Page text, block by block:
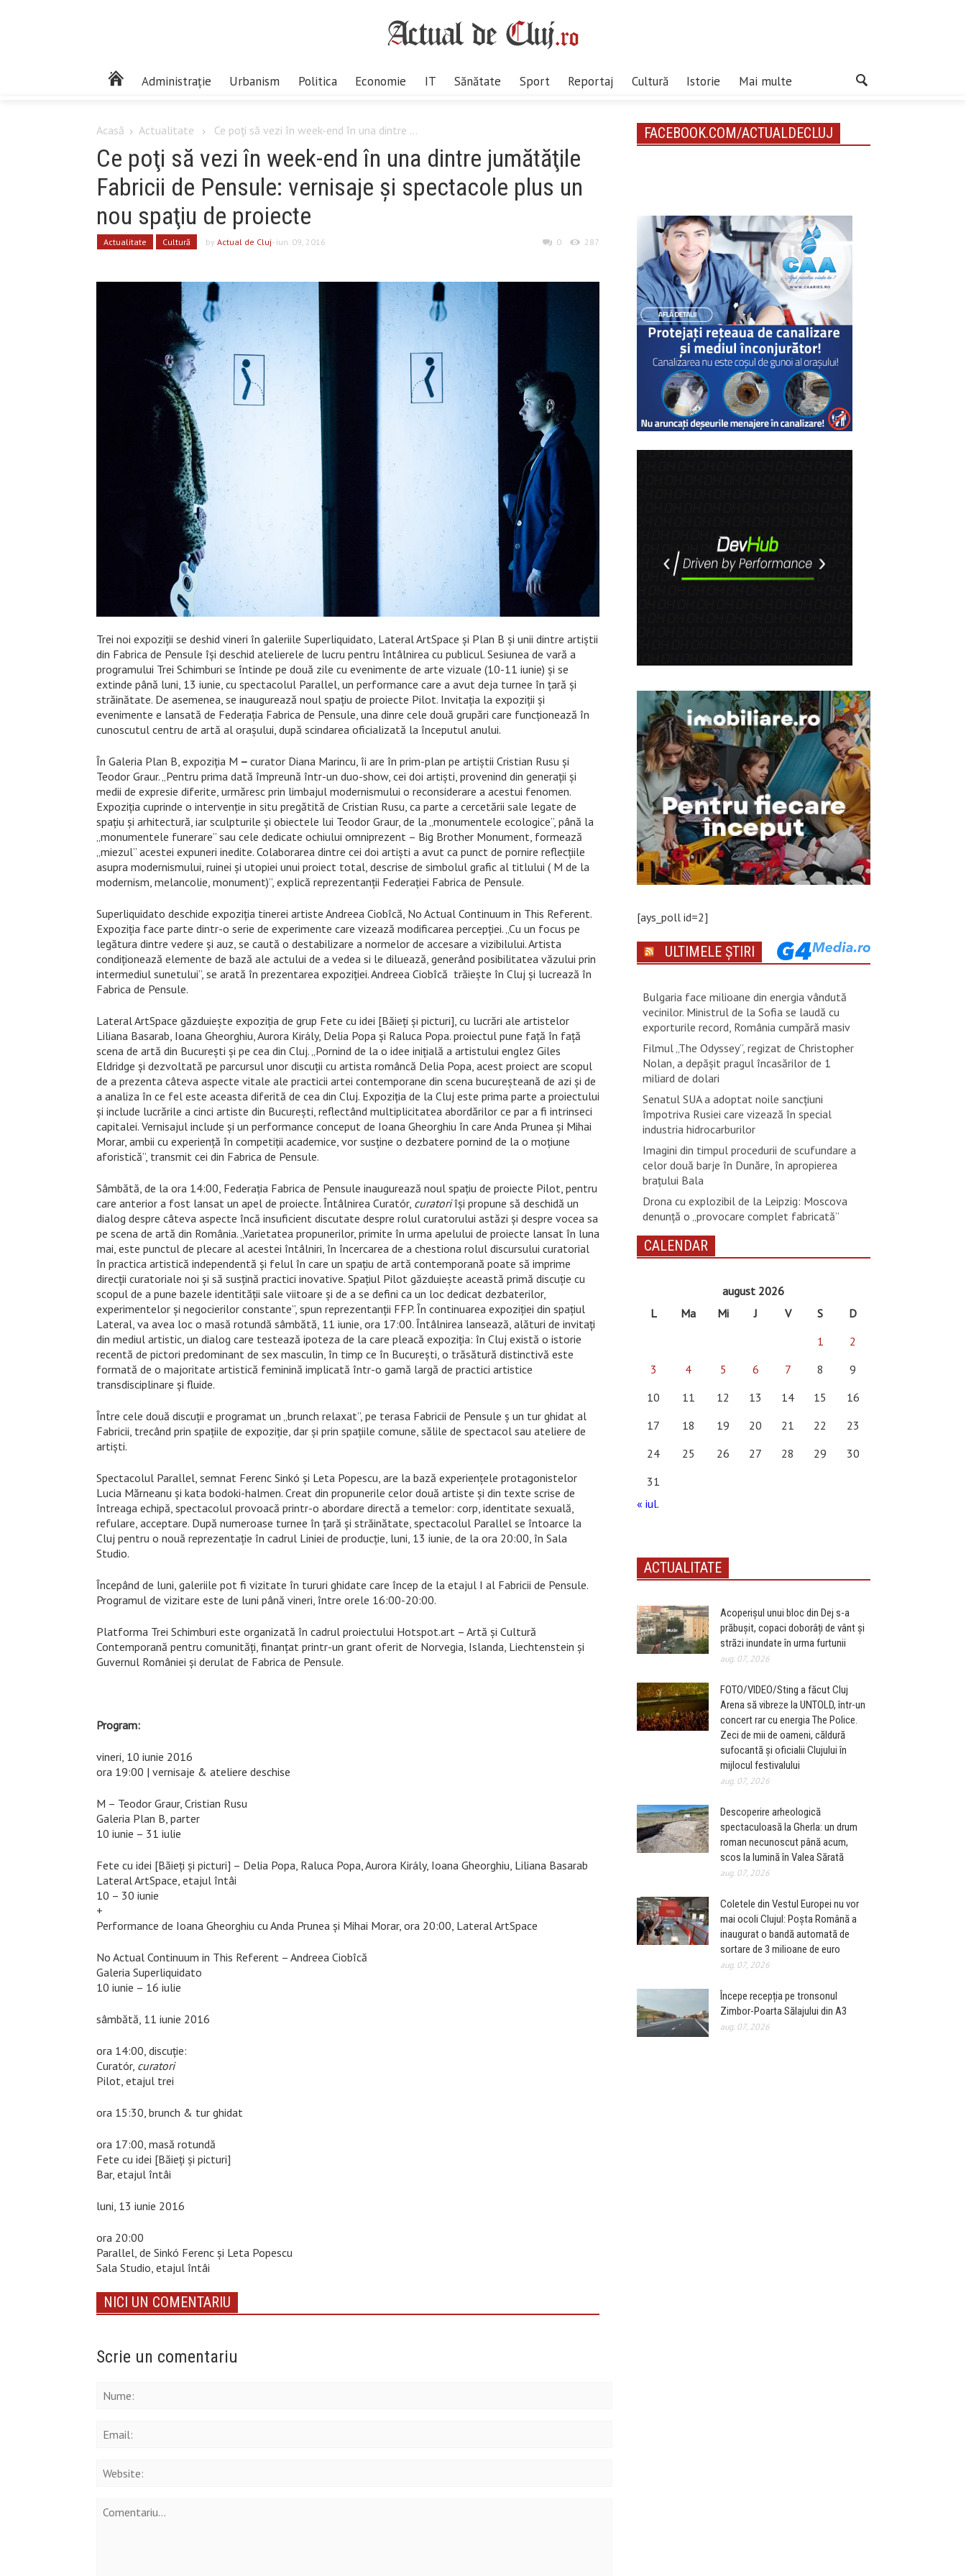
Administrație Urbanism Politica Economie IT Sănătate Sport Reportaj Cultură Istorie Mai multe
Acasă Actualitate Ce poţi să vezi în week-end în una dintre ...
Ce poţi să vezi în week-end în una dintre jumătăţile
Fabricii de Pensule: vernisaje şi spectacole plus un
nou spaţiu de proiecte
Actualitate Cultură by Actual de Cluj- iun. 09, 2016 0 287
Trei noi expoziții se deshid vineri în galeriile Superliquidato, Lateral ArtSpace și Plan B și unii dintre artiștii
din Fabrica de Pensule își deschid atelierele de lucru pentru întâlnirea cu publicul. Sesiunea de vară a
programului Trei Schimburi se întinde pe două zile cu evenimente de arte vizuale (10-11 iunie) și se
extinde până luni, 13 iunie, cu spectacolul Parallel, un performance care a avut deja turnee în țară și
străinătate. De asemenea, se inaugurează noul spațiu de proiecte Pilot. Invitaţia la expoziţii şi
evenimente e lansată de Federaţia Fabrica de Pensule, una dinre cele două grupări care funcţionează în
cunoscutul centru de artă al oraşului, după scindarea oficializată la începutul anului.
În Galeria Plan B, expoziția M – curator Diana Marincu, îi are în prim-plan pe artiștii Cristian Rusu și
Teodor Graur. „Pentru prima dată împreună într-un duo-show, cei doi artiști, provenind din generații și
medii de expresie diferite, urmăresc prin limbajul modernismului o reconsiderare a acestui fenomen.
Expoziția cuprinde o intervenție in situ pregătită de Cristian Rusu, ca parte a cercetării sale legate de
spațiu și arhitectură, iar sculpturile și obiectele lui Teodor Graur, de la „monumentele ecologice”, până la
„monumentele funerare” sau cele dedicate ochiului omniprezent – Big Brother Monument, formează
„miezul” acestei expuneri inedite. Colaborarea dintre cei doi artiști a avut ca punct de pornire reflecțiile
asupra modernismului, ruinei și utopiei unui proiect total, descrise de simbolul grafic al titlului ( M de la
modernism, melancolie, monument)”, explică reprezentanţii Federaţiei Fabrica de Pensule.
Superliquidato deschide expoziția tinerei artiste Andreea Ciobîcă, No Actual Continuum in This Referent.
Expoziția face parte dintr-o serie de experimente care vizează modificarea percepției. „Cu un focus pe
legătura dintre vedere și auz, se caută o destabilizare a normelor de accesare a vizibilului. Artista
condiționează elemente de bază ale actului de a vedea si le diluează, generând posibilitatea văzului prin
intermediul sunetului”, se arată în prezentarea expoziţiei. Andreea Ciobîcă trăiește în Cluj şi lucrează în
Fabrica de Pensule.
Lateral ArtSpace găzduiește expoziția de grup Fete cu idei [Băieți și picturi], cu lucrări ale artistelor
Liliana Basarab, Ioana Gheorghiu, Aurora Király, Delia Popa și Raluca Popa. proiectul pune faţă în faţă
scena de artă din Bucureşti şi pe cea din Cluj. „Pornind de la o idee inițială a artistului englez Giles
Eldridge și dezvoltată pe parcursul unor discuții cu artista româncă Delia Popa, acest proiect are scopul
de a prezenta câteva aspecte vitale ale practicii artei contemporane din scena bucureșteană de azi și de
a analiza în ce fel este aceasta diferită de cea din Cluj. Expoziția de la Cluj este prima parte a proiectului
și include lucrările a cinci artiste din București, reflectând multiplicitatea abordărilor ce par a fi intrinseci
capitalei. Vernisajul include și un performance conceput de Ioana Gheorghiu în care Anda Prunea și Mihai
Morar, ambii cu experiență în competiții academice, vor susține o dezbatere pornind de la o moțiune
aforistică”, transmit cei din Fabrica de Pensule.
Sâmbătă, de la ora 14:00, Federația Fabrica de Pensule inaugurează noul spațiu de proiecte Pilot, pentru
care anterior a fost lansat un apel de proiecte. Întâlnirea Curatór, curatoriîși propune să deschidă un
dialog despre câteva aspecte încă insuficient discutate despre rolul curatorului astăzi și despre vocea sa
pe scena de artă din România. „Varietatea propunerilor, primite în urma apelului de proiecte lansat în luna
mai, este punctul de plecare al acestei întâlniri, în încercarea de a chestiona rolul discursului curatorial
în practica artistică independentă și felul în care un spațiu de artă contemporană poate să imprime
direcții curatoriale noi și să susțină practici inovative. Spațiul Pilot găzduiește această primă discuţie cu
scopul de a pune bazele identității sale viitoare şi de a se defini ca un loc dedicat dezbaterilor,
experimentelor și negocierilor constante”, spun reprezentanţii FFP. În continuarea expoziției din spațiul
Lateral, va avea loc o masă rotundă sâmbătă, 11 iunie, ora 17:00. Întâlnirea lansează, alături de invitați
din mediul artistic, un dialog care testează ipoteza de la care pleacă expoziția: în Cluj există o istorie
recentă de pictori predominant de sex masculin, în timp ce în București, o trăsătură distinctivă este
formată de o majoritate artistică feminină implicată într-o gamă largă de practici artistice
transdisciplinare și fluide.
Între cele două discuții e programat un „brunch relaxat”, pe terasa Fabricii de Pensule ș un tur ghidat al
Fabricii, trecând prin spațiile de expoziție, dar și prin spațiile comune, sălile de spectacol sau ateliere de
artiști.
Spectacolul Parallel, semnat Ferenc Sinkó și Leta Popescu, are la bază experiențele protagonistelor
Lucia Mărneanu și kata bodoki-halmen. Creat din propunerile celor două artiste și din texte scrise de
întreaga echipă, spectacolul provoacă printr-o abordare directă a temelor: corp, identitate sexuală,
refulare, acceptare. După numeroase turnee în țară și străinătate, spectacolul Parallel se întoarce la
Cluj pentru o nouă reprezentație în cadrul Liniei de producție, luni, 13 iunie, de la ora 20:00, în Sala
Studio.
Începând de luni, galeriile pot fi vizitate în tururi ghidate care încep de la etajul I al Fabricii de Pensule.
Programul de vizitare este de luni până vineri, între orele 16:00-20:00.
Platforma Trei Schimburi este organizată în cadrul proiectului Hotspot.art – Artă și Cultură
Contemporană pentru comunități, finanțat printr-un grant oferit de Norvegia, Islanda, Liechtenstein și
Guvernul României și derulat de Fabrica de Pensule.
Program:
vineri, 10 iunie 2016
ora 19:00 | vernisaje & ateliere deschise
M – Teodor Graur, Cristian Rusu
Galeria Plan B, parter
10 iunie – 31 iulie
Fete cu idei [Băieţi şi picturi] – Delia Popa, Raluca Popa, Aurora Király, Ioana Gheorghiu, Liliana Basarab
Lateral ArtSpace, etajul întâi
10 – 30 iunie
+
Performance de Ioana Gheorghiu cu Anda Prunea și Mihai Morar, ora 20:00, Lateral ArtSpace
No Actual Continuum in This Referent – Andreea Ciobîcă
Galeria Superliquidato
10 iunie – 16 iulie
sâmbătă, 11 iunie 2016
ora 14:00, discuție:
Curatór, curatori
Pilot, etajul trei
ora 15:30, brunch & tur ghidat
ora 17:00, masă rotundă
Fete cu idei [Băieţi şi picturi]
Bar, etajul întâi
luni, 13 iunie 2016
ora 20:00
Parallel, de Sinkó Ferenc și Leta Popescu
Sala Studio, etajul întâi
NICI UN COMENTARIU
Scrie un comentariu
FACEBOOK.COM/ACTUALDECLUJ
[ays_poll id=2]
ULTIMELE ȘTIRI
Bulgaria face milioane din energia vândută
vecinilor. Ministrul de la Sofia se laudă cu
exporturile record, România cumpără masiv
Filmul „The Odyssey”, regizat de Christopher
Nolan, a depăşit pragul încasărilor de 1
miliard de dolari
Senatul SUA a adoptat noile sancţiuni
împotriva Rusiei care vizează în special
industria hidrocarburilor
Imagini din timpul procedurii de scufundare a
celor două barje în Dunăre, în apropierea
brațului Bala
Drona cu explozibil de la Leipzig: Moscova
denunţă o „provocare complet fabricată”
CALENDAR
august 2026
L
Ma Mi J V S
D
1
2
3
4 5 6 7 8
9
10
11 12 13 14 15
16
17
18 19 20 21 22
23
24
25 26 27 28 29
30
31
« iul.
ACTUALITATE
Acoperișul unui bloc din Dej s-a
prăbușit, copaci doborâți de vânt și
străzi inundate în urma furtunii
aug. 07, 2026
FOTO/VIDEO/Sting a făcut Cluj
Arena să vibreze la UNTOLD, într-un
concert rar cu energia The Police.
Zeci de mii de oameni, căldură
sufocantă și oficialii Clujului în
mijlocul festivalului
aug. 07, 2026
Descoperire arheologică
spectaculoasă la Gherla: un drum
roman necunoscut până acum,
scos la lumină în Valea Sărată
aug. 07, 2026
Coletele din Vestul Europei nu vor
mai ocoli Clujul: Poșta Română a
inaugurat o bandă automată de
sortare de 3 milioane de euro
aug. 07, 2026
Începe recepția pe tronsonul
Zimbor-Poarta Sălajului din A3
aug. 07, 2026